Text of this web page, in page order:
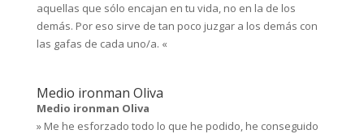
aquellas que sólo encajan en tu vida, no en la de los
demás. Por eso sirve de tan poco juzgar a los demás con
las gafas de cada uno/a. «
Medio ironman Oliva
Medio ironman Oliva
» Me he esforzado todo lo que he podido, he conseguido